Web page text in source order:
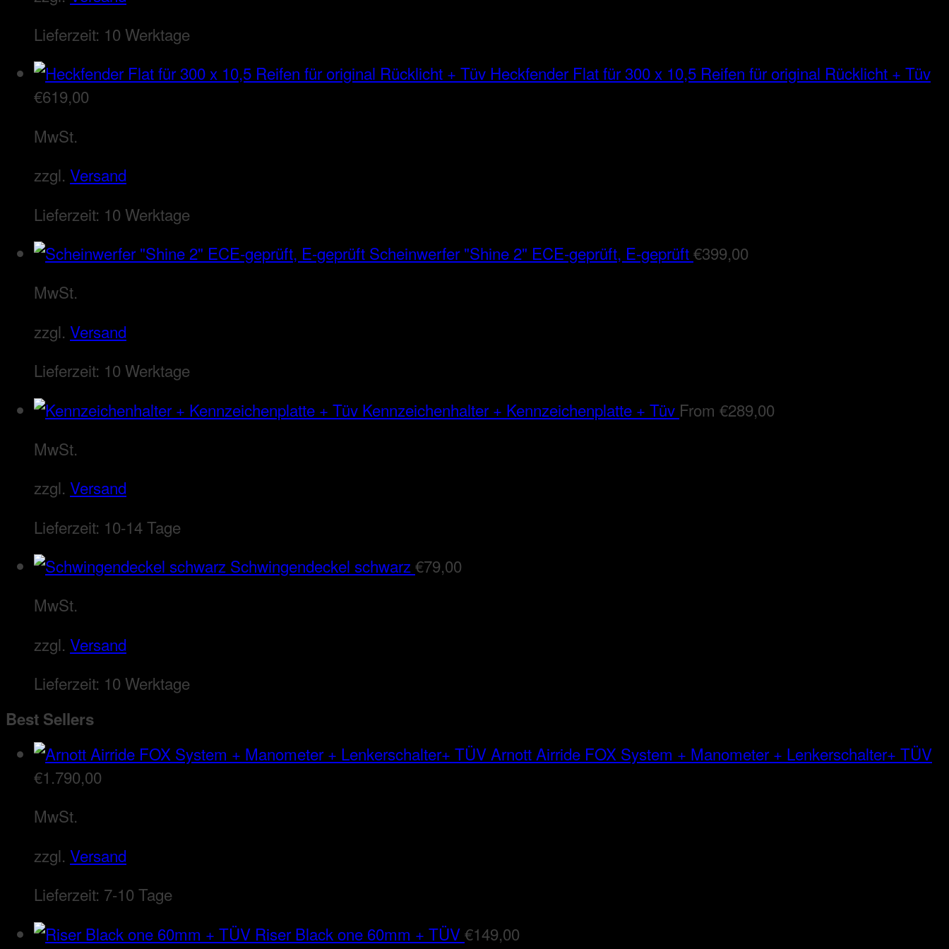
Lieferzeit: 10 Werktage
Heckfender Flat für 300 x 10,5 Reifen für original Rücklicht + Tüv
€619,00
MwSt.
zzgl. Versand
Lieferzeit: 10 Werktage
Scheinwerfer "Shine 2" ECE-geprüft, E-geprüft€399,00
MwSt.
zzgl. Versand
Lieferzeit: 10 Werktage
Kennzeichenhalter + Kennzeichenplatte + Tüv From €289,00
MwSt.
zzgl. Versand
Lieferzeit: 10-14 Tage
Schwingendeckel schwarz€79,00
MwSt.
zzgl. Versand
Lieferzeit: 10 Werktage
Best Sellers
Arnott Airride FOX System + Manometer + Lenkerschalter+ TÜV
€1.790,00
MwSt.
zzgl. Versand
Lieferzeit: 7-10 Tage
Riser Black one 60mm + TÜV€149,00